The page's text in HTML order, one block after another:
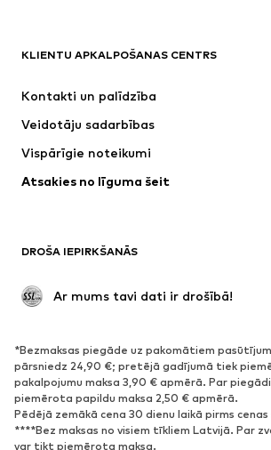
Jaunumi
Šobrīd
Apakšveļa
Mēteļi
Svinības
Ekskluzīvi
APAVI
Jaunumi
Šobrīd
Brīvā laika apavi
Puszābaki
Augstpapēžu apavi
KLIENTU APKALPOŠANAS CENTRS
Kontakti un palīdzība
Veidotāju sadarbības
Vispārīgie noteikumi
Atsakies no līguma šeit
DROŠA IEPIRKŠANĀS
Ar mums tavi dati ir drošībā!
*Bezmaksas piegāde uz pakomātiem
pārsniedz 24,90 €; pretējā gadījumā tiek
pakalpojumu maksa 3,90 € apmērā. Par
piemērota papildu maksa 2,50 € apmērā.
Pēdējā zemākā cena 30 dienu laikā pirms
****Bez maksas no visiem tīkliem Latvijā. Par
var tikt piemērota maksa.